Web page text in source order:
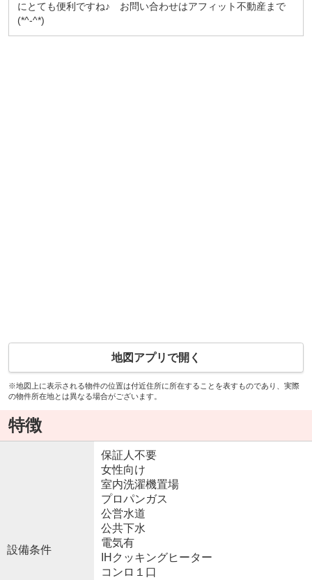
にとても便利ですね♪ お問い合わせはアフィット不動産まで
(*^-^*)
地図アプリで開く
※地図上に表示される物件の位置は付近住所に所在することを表すものであり、実際
の物件所在地とは異なる場合がございます。
特徴
設備条件
保証人不要
女性向け
室内洗濯機置場
プロパンガス
公営水道
公共下水
電気有
IHクッキングヒーター
コンロ１口